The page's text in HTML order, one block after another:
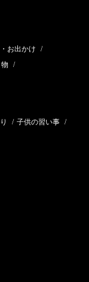
お出かけ /
/
/ 子供の習い事 /